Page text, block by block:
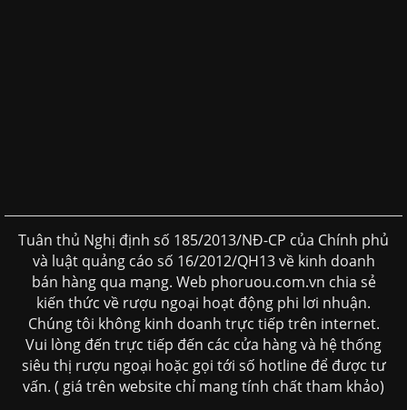
Tuân thủ Nghị định số 185/2013/NĐ-CP của Chính phủ
và luật quảng cáo số 16/2012/QH13 về kinh doanh
bán hàng qua mạng. Web phoruou.com.vn chia sẻ
kiến thức về rượu ngoại hoạt động phi lơi nhuận.
Chúng tôi không kinh doanh trực tiếp trên internet.
Vui lòng đến trực tiếp đến các cửa hàng và hệ thống
siêu thị rượu ngoại hoặc gọi tới số hotline để được tư
vấn. ( giá trên website chỉ mang tính chất tham khảo)